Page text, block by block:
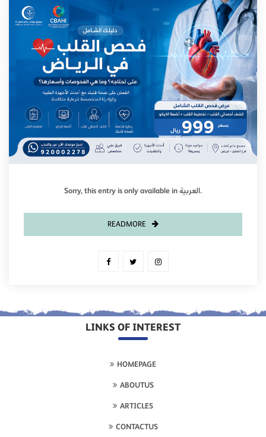
Sorry, this entry is only available in العربية.
READMORE
LINKS OF INTEREST
HOMEPAGE
ABOUTUS
ARTICLES
CONTACTUS